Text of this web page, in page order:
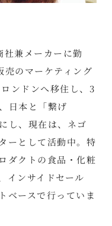
兼メーカーに勤
売のマーケティング
ンドンへ移住し、3
日本と「繋げ
し、現在は、ネゴ
ーとして活動中。特
ダクトの食品・化粧
インサイドセール
ベースで行っていま